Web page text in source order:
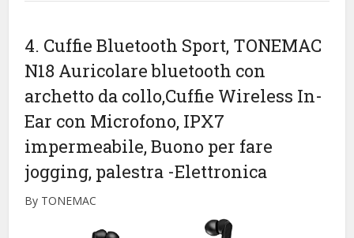
4. Cuffie Bluetooth Sport, TONEMAC
N18 Auricolare bluetooth con
archetto da collo,Cuffie Wireless In-
Ear con Microfono, IPX7
impermeabile, Buono per fare
jogging, palestra -Elettronica
By TONEMAC